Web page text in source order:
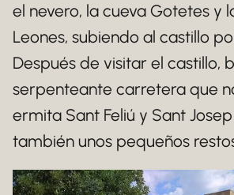
el nevero, la cueva Gotetes y
Leones, subiendo al castillo
Después de visitar el castillo,
serpenteante carretera que
ermita Sant Feliú y Sant
también unos pequeños